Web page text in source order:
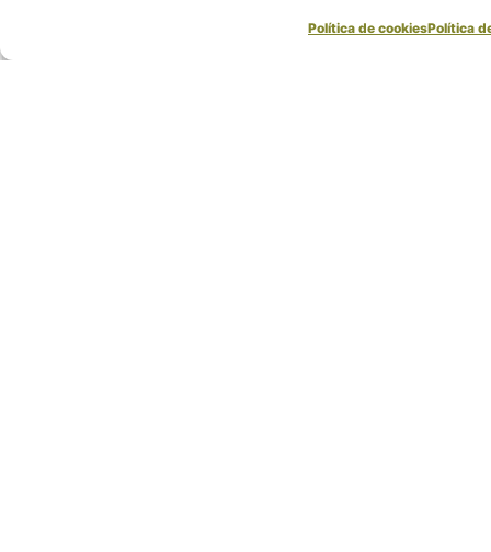
Política de cookiesPolítica